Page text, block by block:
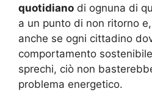
quotidiano di ognuna di
a un punto di non ritorno
anche se ogni cittadino
comportamento
sprechi, ciò non
problema energetico.